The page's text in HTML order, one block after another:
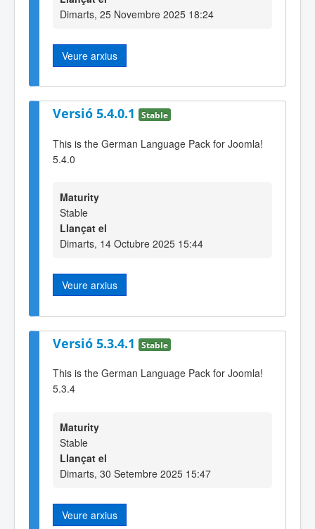
Dimarts, 25 Novembre 2025 18:24
Veure arxius
Versió 5.4.0.1 Stable
This is the German Language Pack for Joomla!
5.4.0
Maturity
Stable
Llançat el
Dimarts, 14 Octubre 2025 15:44
Veure arxius
Versió 5.3.4.1 Stable
This is the German Language Pack for Joomla!
5.3.4
Maturity
Stable
Llançat el
Dimarts, 30 Setembre 2025 15:47
Veure arxius